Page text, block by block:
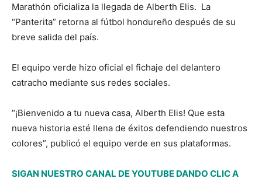
Marathón oficializa la llegada de Alberth Elis. La
“Panterita” retorna al fútbol hondureño después de su
breve salida del país.
El equipo verde hizo oficial el fichaje del delantero
catracho mediante sus redes sociales.
“¡Bienvenido a tu nueva casa, Alberth Elis! Que esta
nueva historia esté llena de éxitos defendiendo nuestros
colores”, publicó el equipo verde en sus plataformas.
SIGAN NUESTRO CANAL DE YOUTUBE DANDO CLIC A